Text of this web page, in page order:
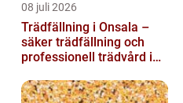
08 juli 2026
Trädfällning i Onsala –
säker trädfällning och
professionell trädvård i